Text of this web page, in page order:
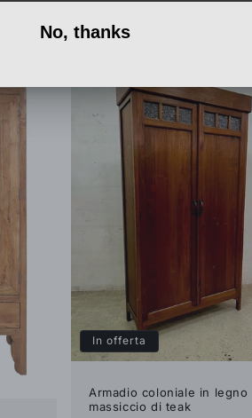
In offerta
Armadio coloniale in legno
massiccio di teak